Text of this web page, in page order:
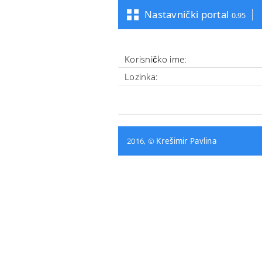
Nastavnički portal 0.95
Korisničko ime:
Lozinka:
2016, © Krešimir Pavlina